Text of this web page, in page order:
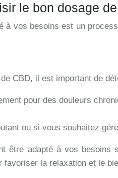
le bon dosage
à vos besoins est un
CBD, il est important de
pour des douleurs
ou si vous souhaitez
être adapté à vos besoins
la relaxation et le